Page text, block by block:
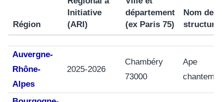
Région
Initiative
(ARI)
département
(ex Paris 75)
Nom de
structure
Région
Sélectionner
Régional à
(ARI)
Ville et
département
(ex Paris 75)
Nom de
structure
Auvergne-
Rhône-
Alpes
2025-2026
Chambéry
73000
Ape